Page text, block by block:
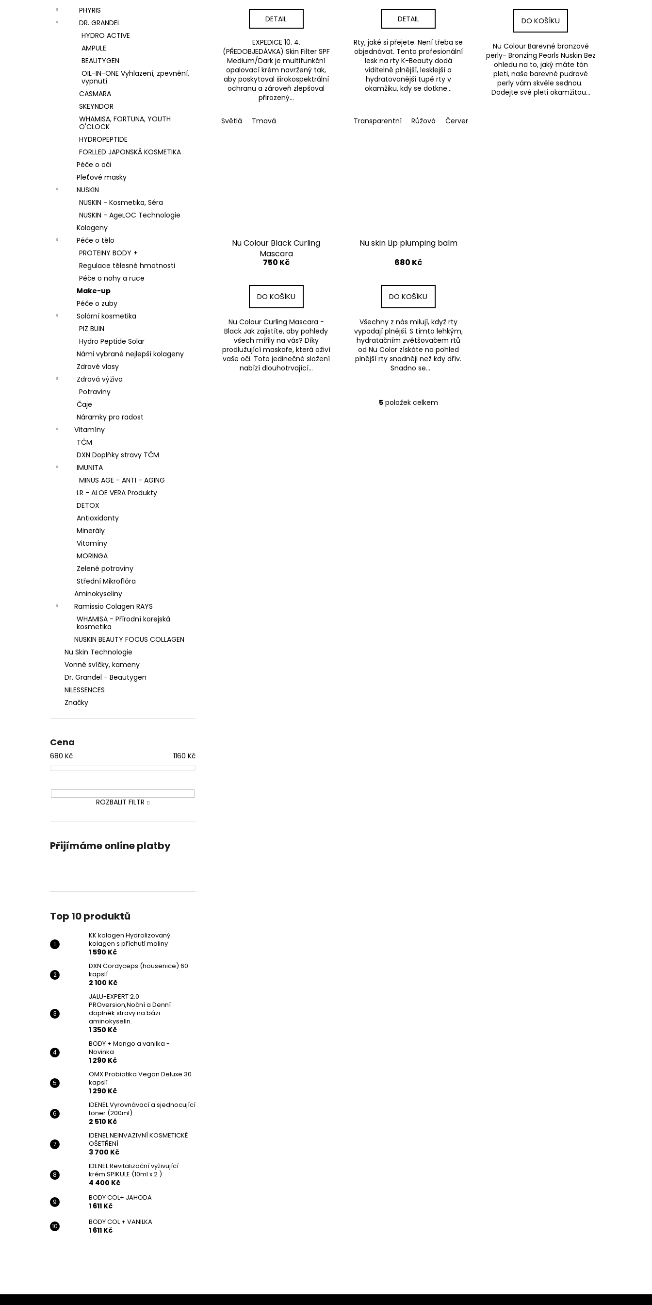
PHYRIS
DR. GRANDEL
HYDRO ACTIVE
AMPULE
BEAUTYGEN
OIL-IN-ONE Vyhlazení, zpevnění,
vypnutí
CASMARA
SKEYNDOR
WHAMISA, FORTUNA, YOUTH
O'CLOCK
HYDROPEPTIDE
FORLLED JAPONSKÁ KOSMETIKA
Péče o oči
Pleťové masky
NUSKIN
NUSKIN - Kosmetika, Séra
NUSKIN - AgeLOC Technologie
Kolageny
Péče o tělo
PROTEINY BODY +
Regulace tělesné hmotnosti
Péče o nohy a ruce
Make-up
Péče o zuby
Solární kosmetika
PIZ BUIN
Hydro Peptide Solar
Námi vybrané nejlepší kolageny
Zdravé vlasy
Zdravá výživa
Potraviny
Čaje
Náramky pro radost
Vitamíny
TČM
DXN Doplňky stravy TČM
IMUNITA
MINUS AGE - ANTI - AGING
LR - ALOE VERA Produkty
DETOX
Antioxidanty
Minerály
Vitamíny
MORINGA
Zelené potraviny
Střední Mikroflóra
Aminokyseliny
Ramissio Colagen RAYS
WHAMISA - Přírodní korejská
kosmetika
NUSKIN BEAUTY FOCUS COLLAGEN
Nu Skin Technologie
Vonné svíčky, kameny
Dr. Grandel - Beautygen
NILESSENCES
Značky
Cena
680 Kč 1160 Kč
ROZBALIT FILTR
Přijímáme online platby
Top 10 produktů
KK kolagen Hydrolizovaný
kolagen s příchutí maliny
1 590 Kč
DXN Cordyceps (housenice) 60
kapslí
2 100 Kč
JALU-EXPERT 2.0
PROversion,Noční a Denní
doplněk stravy na bázi
aminokyselin.
1 350 Kč
BODY + Mango a vanilka -
Novinka
1 290 Kč
OMX Probiotika Vegan Deluxe 30
kapslí
1 290 Kč
IDENEL Vyrovnávací a sjednocující
toner (200ml)
2 510 Kč
IDENEL NEINVAZIVNÍ KOSMETICKÉ
OŠETŘENÍ
3 700 Kč
IDENEL Revitalizační vyživující
krém SPIKULE (10ml x 2 )
4 400 Kč
BODY COL+ JAHODA
1 611 Kč
BODY COL + VANILKA
1 611 Kč
DETAIL
EXPEDICE 10. 4.
(PŘEDOBJEDÁVKA) Skin Filter SPF
Medium/Dark je multifunkční
opalovací krém navržený tak,
aby poskytoval širokospektrální
ochranu a zároveň zlepšoval
přirozený...
Světlá Tmavá
DETAIL
Rty, jaké si přejete. Není třeba se
objednávat. Tento profesionální
lesk na rty K-Beauty dodá
viditelně plnější, lesklejší a
hydratovanější tupé rty v
okamžiku, kdy se dotkne...
Transparentní Růžová Červená
DO KOŠÍKU
Nu Colour Barevné bronzové
perly- Bronzing Pearls Nuskin Bez
ohledu na to, jaký máte tón
pleti, naše barevné pudrové
perly vám skvěle sednou.
Dodejte své pleti okamžitou...
Nu Colour Black Curling
Mascara
750 Kč
DO KOŠÍKU
Nu Colour Curling Mascara −
Black Jak zajistíte, aby pohledy
všech mířily na vás? Díky
prodlužující maskaře, která oživí
vaše oči. Toto jedinečné složení
nabízí dlouhotrvající...
Nu skin Lip plumping balm
680 Kč
DO KOŠÍKU
Všechny z nás milují, když rty
vypadají plnější. S tímto lehkým,
hydratačním zvětšovačem rtů
od Nu Color získáte na pohled
plnější rty snadněji než kdy dřív.
Snadno se...
O
5 položek celkem